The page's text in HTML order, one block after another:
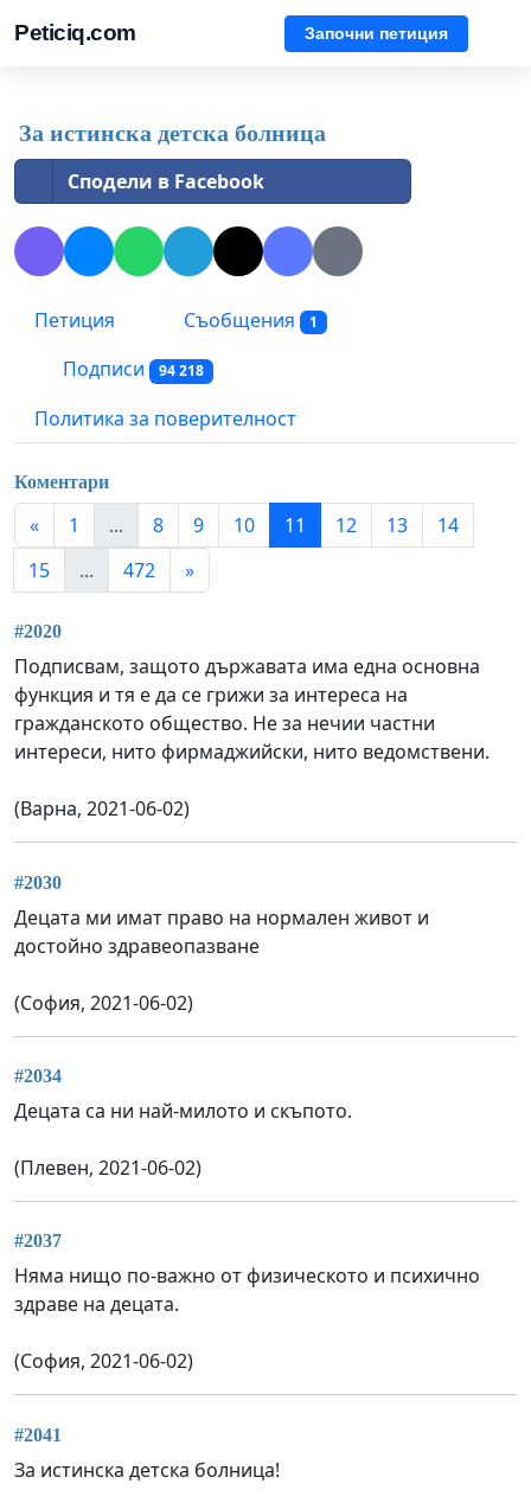
Peticiq.com Започни петиция
За истинска детска болница
Сподели в Facebook
Петиция Съобщения 1
Подписи 94 218
Политика за поверителност
Коментари
« 1 ... 8 9 10 11 12 13
14
15
... 472 »
#2020
Подписвам, защото държавата има една основна
функция и тя е да се грижи за интереса на
гражданското общество. Не за нечии частни
интереси, нито фирмаджийски, нито ведомствени.
(Варна, 2021-06-02)
#2030
Децата ми имат право на нормален живот и
достойно здравеопазване
(София, 2021-06-02)
#2034
Децата са ни най-милото и скъпото.
(Плевен, 2021-06-02)
#2037
Няма нищо по-важно от физическото и психично
здраве на децата.
(София, 2021-06-02)
#2041
За истинска детска болница!